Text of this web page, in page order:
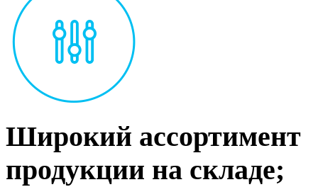
Широкий ассортимент
продукции на складе;